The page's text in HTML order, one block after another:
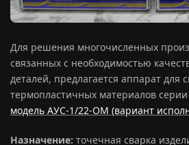
Для решения многочисленных
связанных с необходимостью
деталей, предлагается аппарат для
термопластичных материалов серии
модель АУС-1/22-ОМ (вариант
Назначение: точечная сварка